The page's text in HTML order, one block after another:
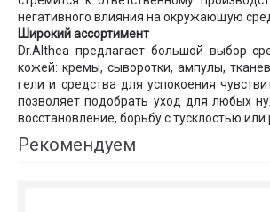
негативного влияния на окружающую
Широкий ассортимент
Dr.Althea предлагает большой выбор
кожей: кремы, сыворотки, ампулы,
гели и средства для успокоения
позволяет подобрать уход для любых
восстановление, борьбу с тусклостью
Рекомендуем